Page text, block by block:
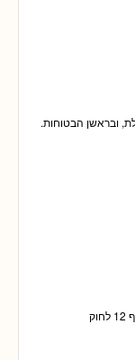
ובראשן הבטוחות.
דיני העסקאות הנוגדות (סעיף 9 לחוק המקרקעין וסעיף 12 לחוק